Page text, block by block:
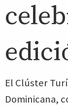
El Clúster
Dominicana,